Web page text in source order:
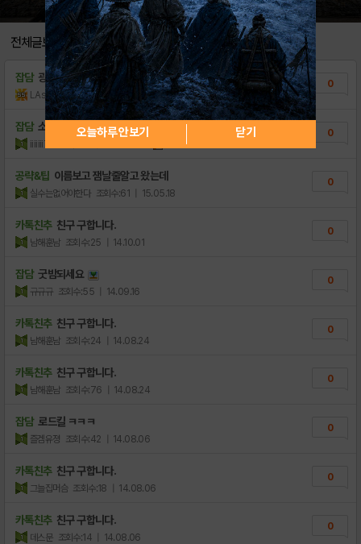
전체글보기
잡담 광고 안봐
LAsahi 조회수:4
0
잡담 소피아캡틴 구매 여기서 알아보세요♥
iiiiiii7
0
공략&팁 이름보고 잼날줄알고 왔는데
실수는없어야한다 조회수:61 | 15.05.18
0
카톡친추 친구 구합니다.
남해훈남 조회수:25 | 14.10.01
0
잡담 굿밤되세요
규규규 조회수:55 | 14.09.16
0
카톡친추 친구 구합니다.
남해훈남 조회수:24 | 14.08.24
0
카톡친추 친구 구합니다.
남해훈남 조회수:76 | 14.08.24
0
잡담 로드킬 ㅋㅋㅋ
즐겜유졍 조회수:42 | 14.08.06
0
카톡친추 친구 구합니다.
그늘집머슴 조회수:18 | 14.08.06
0
카톡친추 친구 구합니다.
데스문 조회수:14 | 14.08.06
0
오늘하루 안보기 닫기